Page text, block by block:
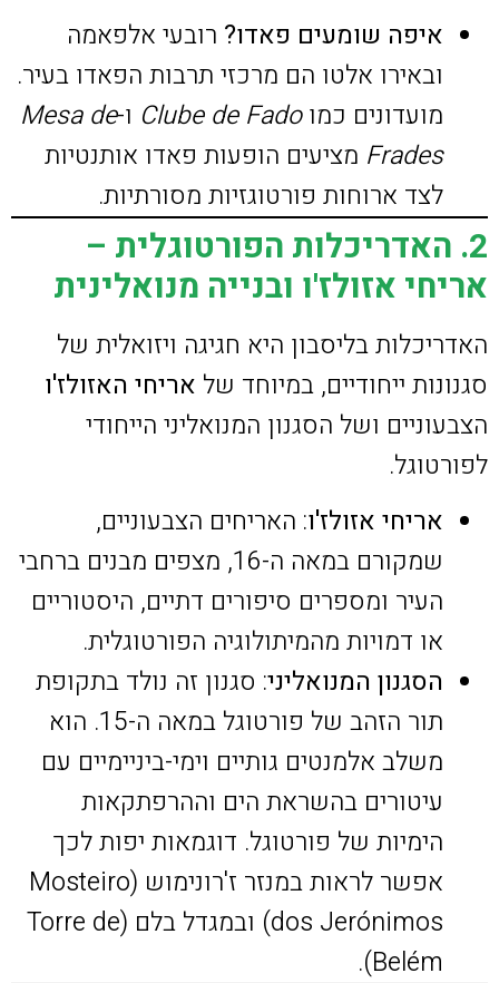
איפה שומעים פאדו? רובעי אלפאמה
ובאירו אלטו הם מרכזי תרבות הפאדו בעיר.
מועדונים כמוClube de Fado ו-Mesa de
Frades מציעים הופעות פאדו אותנטיות
לצד ארוחות פורטוגזיות מסורתיות.
2. האדריכלות הפורטוגלית –
אריחי אזולז'ו ובנייה מנואלינית
האדריכלות בליסבון היא חגיגה ויזואלית של
סגנונות ייחודיים, במיוחד של אריחי האזולז'ו
הצבעוניים ושל הסגנון המנואליני הייחודי
לפורטוגל.
אריחי אזולז'ו: האריחים הצבעוניים,
שמקורם במאה ה-16, מצפים מבנים ברחבי
העיר ומספרים סיפורים דתיים, היסטוריים
או דמויות מהמיתולוגיה הפורטוגלית.
הסגנון המנואליני: סגנון זה נולד בתקופת
תור הזהב של פורטוגל במאה ה-15. הוא
משלב אלמנטים גותיים וימי-ביניימיים עם
עיטורים בהשראת הים וההרפתקאות
הימיות של פורטוגל. דוגמאות יפות לכך
אפשר לראות במנזר ז'רונימוש (Mosteiro
dos Jerónimos) ובמגדל בלם (Torre de
Belém).